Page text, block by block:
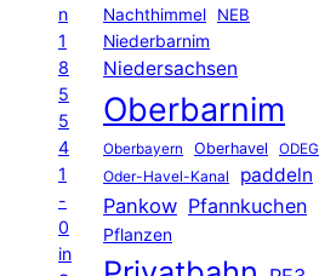
n
1
8
5
5
4
1
-
0
in
Nachthimmel
NEB
Niederbarnim
Niedersachsen
Oberbarnim
Oberbayern Oberhavel ODEG
Oder-Havel-Kanal paddeln
Pankow Pfannkuchen
Pflanzen